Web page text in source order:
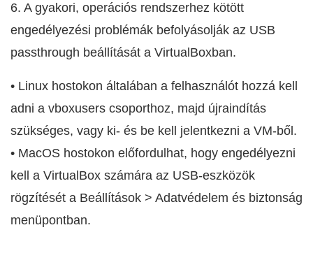
6. A gyakori, operációs rendszerhez kötött
engedélyezési problémák befolyásolják az USB
passthrough beállítását a VirtualBoxban.
• Linux hostokon általában a felhasználót hozzá kell
adni a vboxusers csoporthoz, majd újraindítás
szükséges, vagy ki- és be kell jelentkezni a VM-ből.
• MacOS hostokon előfordulhat, hogy engedélyezni
kell a VirtualBox számára az USB-eszközök
rögzítését a Beállítások > Adatvédelem és biztonság
menüpontban.